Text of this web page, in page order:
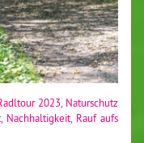
2023, Naturschutz
, Nachhaltigkeit, Rauf aufs